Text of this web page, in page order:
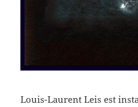
Louis-Laurent Leis est